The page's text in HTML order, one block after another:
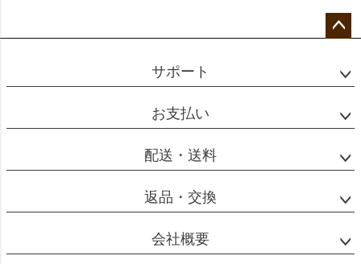
ップ
サポート
お支払い
配送・送料
返品・交換
会社概要